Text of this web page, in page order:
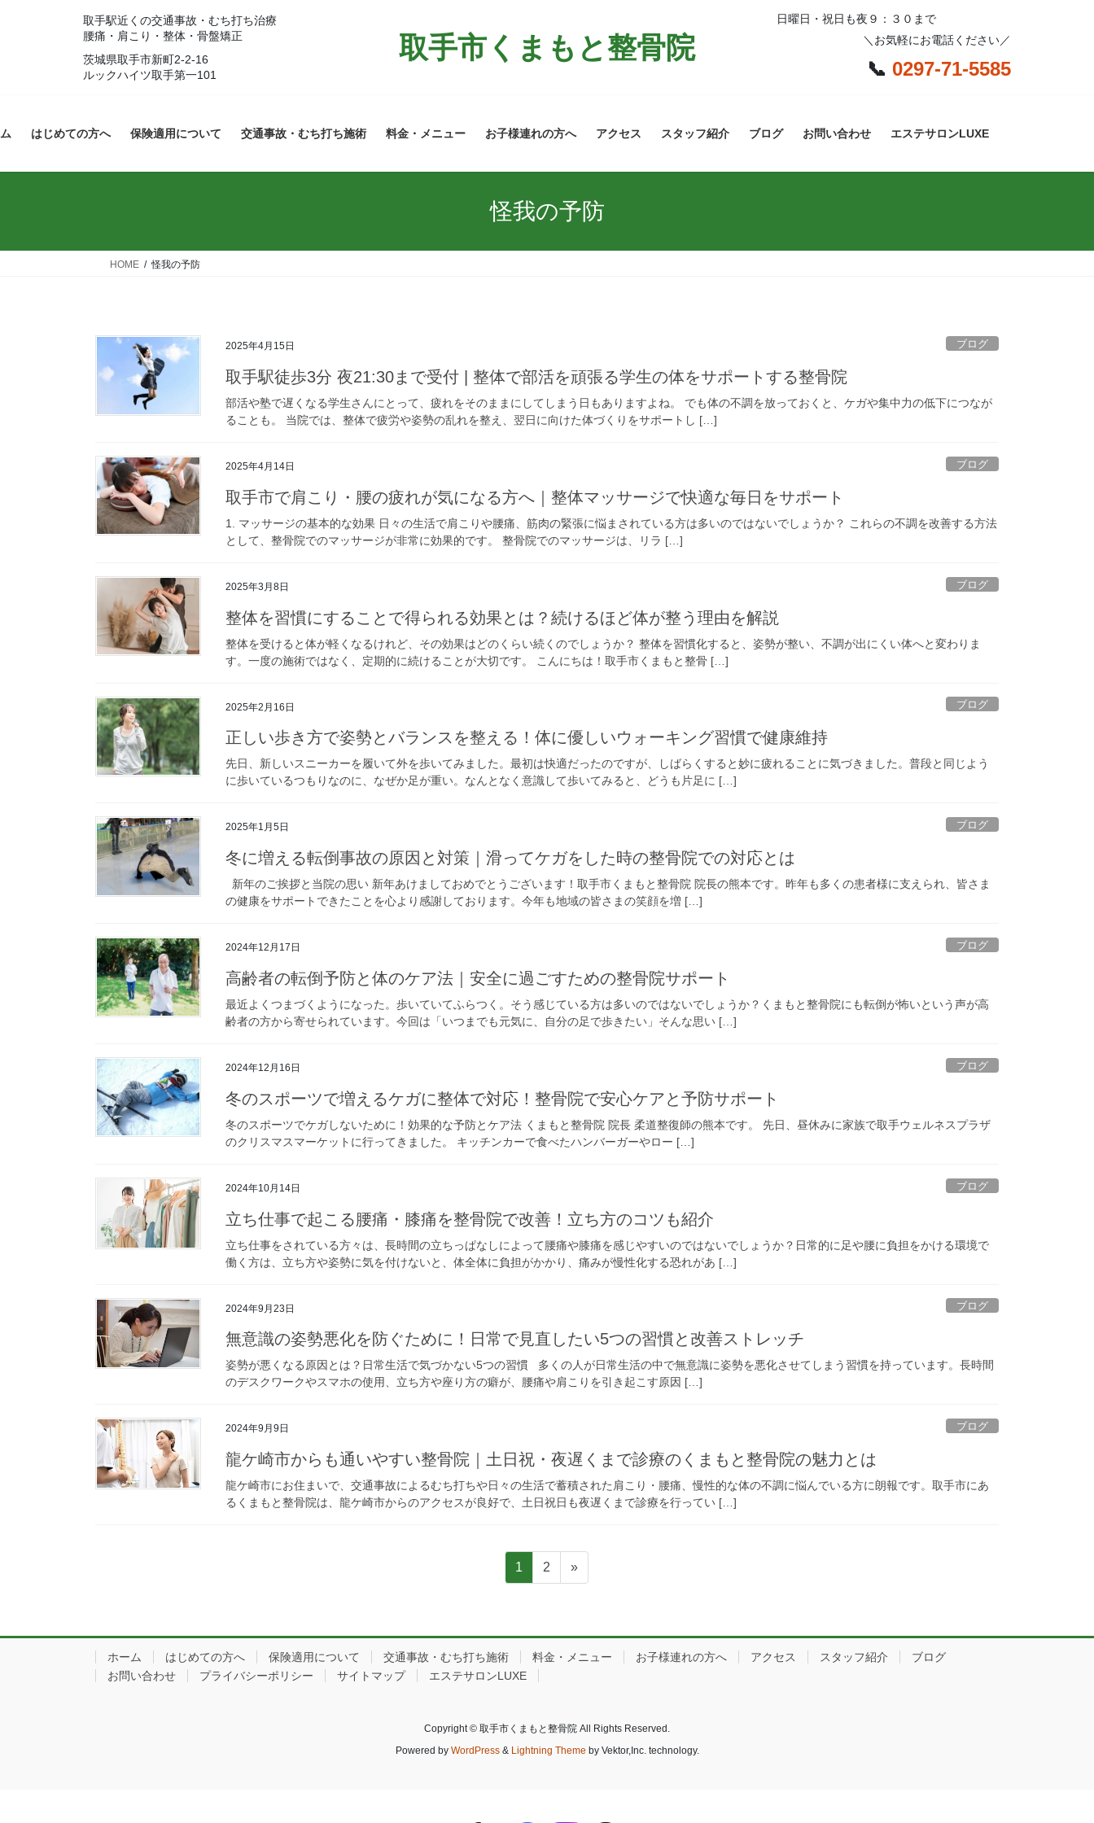
ス
ン
取手駅近くの交通事故・むち打ち治療
腰痛・肩こり・整体・骨盤矯正
茨城県取手市新町2-2-16
ルックハイツ取手第一101
取手市くまもと整骨院
日曜日・祝日も夜９：３０まで
＼お気軽にお電話ください／
📞 0297-71-5585
はじめての方へ 保険適用について 交通事故・むち打ち施術 料金・メニュー お子様連れの方へ アクセス スタッフ紹介 ブログ お問い合わせ エステサロンLUXE
怪我の予防
HOME 怪我の予防
2025年4月15日 ブログ
取手駅徒歩3分 夜21:30まで受付 | 整体で部活を頑張る学生の体をサポートする整骨院
部活や塾で遅くなる学生さんにとって、疲れをそのままにしてしまう日もありますよね。 でも体の不調を放っておくと、ケガや集中力の低下につなが
ることも。 当院では、整体で疲労や姿勢の乱れを整え、翌日に向けた体づくりをサポートし […]
2025年4月14日 ブログ
取手市で肩こり・腰の疲れが気になる方へ｜整体マッサージで快適な毎日をサポート
1. マッサージの基本的な効果 日々の生活で肩こりや腰痛、筋肉の緊張に悩まされている方は多いのではないでしょうか？ これらの不調を改善する方法
として、整骨院でのマッサージが非常に効果的です。 整骨院でのマッサージは、リラ […]
2025年3月8日 ブログ
整体を習慣にすることで得られる効果とは？続けるほど体が整う理由を解説
整体を受けると体が軽くなるけれど、その効果はどのくらい続くのでしょうか？ 整体を習慣化すると、姿勢が整い、不調が出にくい体へと変わりま
す。一度の施術ではなく、定期的に続けることが大切です。 こんにちは！取手市くまもと整骨 […]
2025年2月16日 ブログ
正しい歩き方で姿勢とバランスを整える！体に優しいウォーキング習慣で健康維持
先日、新しいスニーカーを履いて外を歩いてみました。最初は快適だったのですが、しばらくすると妙に疲れることに気づきました。普段と同じよう
に歩いているつもりなのに、なぜか足が重い。なんとなく意識して歩いてみると、どうも片足に […]
2025年1月5日 ブログ
冬に増える転倒事故の原因と対策｜滑ってケガをした時の整骨院での対応とは
新年のご挨拶と当院の思い 新年あけましておめでとうございます！取手市くまもと整骨院 院長の熊本です。昨年も多くの患者様に支えられ、皆さま
の健康をサポートできたことを心より感謝しております。今年も地域の皆さまの笑顔を増 […]
2024年12月17日 ブログ
高齢者の転倒予防と体のケア法｜安全に過ごすための整骨院サポート
最近よくつまづくようになった。歩いていてふらつく。そう感じている方は多いのではないでしょうか？くまもと整骨院にも転倒が怖いという声が高
齢者の方から寄せられています。今回は「いつまでも元気に、自分の足で歩きたい」そんな思い […]
2024年12月16日 ブログ
冬のスポーツで増えるケガに整体で対応！整骨院で安心ケアと予防サポート
冬のスポーツでケガしないために！効果的な予防とケア法 くまもと整骨院 院長 柔道整復師の熊本です。 先日、昼休みに家族で取手ウェルネスプラザ
のクリスマスマーケットに行ってきました。 キッチンカーで食べたハンバーガーやロー […]
2024年10月14日 ブログ
立ち仕事で起こる腰痛・膝痛を整骨院で改善！立ち方のコツも紹介
立ち仕事をされている方々は、長時間の立ちっぱなしによって腰痛や膝痛を感じやすいのではないでしょうか？日常的に足や腰に負担をかける環境で
働く方は、立ち方や姿勢に気を付けないと、体全体に負担がかかり、痛みが慢性化する恐れがあ […]
2024年9月23日 ブログ
無意識の姿勢悪化を防ぐために！日常で見直したい5つの習慣と改善ストレッチ
姿勢が悪くなる原因とは？日常生活で気づかない5つの習慣 多くの人が日常生活の中で無意識に姿勢を悪化させてしまう習慣を持っています。長時間
のデスクワークやスマホの使用、立ち方や座り方の癖が、腰痛や肩こりを引き起こす原因 […]
2024年9月9日 ブログ
龍ケ崎市からも通いやすい整骨院｜土日祝・夜遅くまで診療のくまもと整骨院の魅力とは
龍ケ崎市にお住まいで、交通事故によるむち打ちや日々の生活で蓄積された肩こり・腰痛、慢性的な体の不調に悩んでいる方に朗報です。取手市にあ
るくまもと整骨院は、龍ケ崎市からのアクセスが良好で、土日祝日も夜遅くまで診療を行ってい […]
ペ
ー
固
定
ジ
1
固
定
ジ
2 »
ホーム はじめての方へ 保険適用について 交通事故・むち打ち施術 料金・メニュー お子様連れの方へ アクセス スタッフ紹介
ブログ
お問い合わせ
プライバシーポリシー サイトマップ エステサロンLUXE
Copyright © 取手市くまもと整骨院 All Rights Reserved.
Powered by WordPress& Lightning Theme by Vektor,Inc. technology.